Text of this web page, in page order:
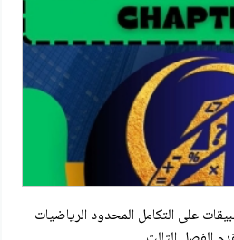
على التكامل المحدود الرياضيات